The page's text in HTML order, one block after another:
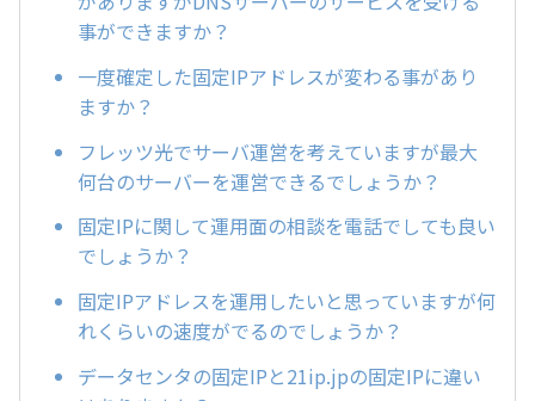
事ができますか？
一度確定した固定IPアドレスが変わる事があり
ますか？
フレッツ光でサーバ運営を考えていますが最大
何台のサーバーを運営できるでしょうか？
固定IPに関して運用面の相談を電話でしても良い
でしょうか？
固定IPアドレスを運用したいと思っていますが何
れくらいの速度がでるのでしょうか？
データセンタの固定IPと21ip.jpの固定IPに違い